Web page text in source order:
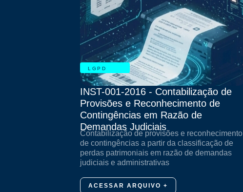
LGPD
INST-001-2016 - Contabilização de
Provisões e Reconhecimento de
Contingências em Razão de
Demandas Judiciais
Contabilização de provisões e reconhecimento
de contingências a partir da classificação de
perdas patrimoniais em razão de demandas
judiciais e administrativas
ACESSAR ARQUIVO +